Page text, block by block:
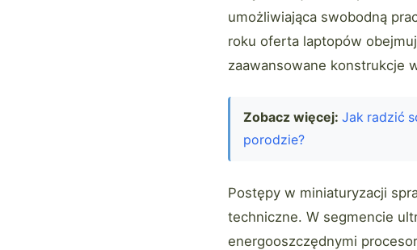
umożliwiająca swobodną
roku oferta laptopów
zaawansowane konstrukcje
Zobacz więcej: Jak radzić
porodzie?
Postępy w miniaturyzacji
techniczne. W segmencie
energooszczędnymi